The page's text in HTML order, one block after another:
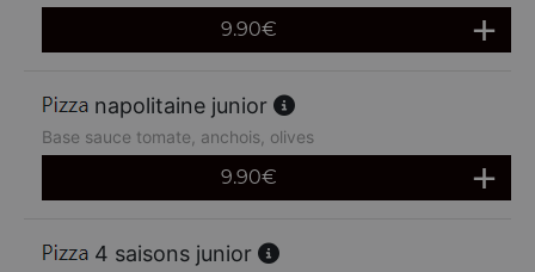
9.90€
napolitaine junior
Base sauce tomate, anchois, olives
9.90€
4 saisons junior